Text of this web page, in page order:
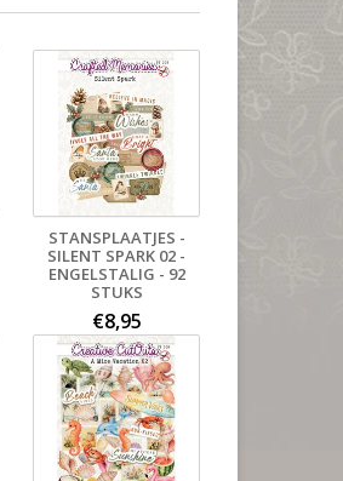
STANSPLAATJES -
SILENT SPARK 02 -
ENGELSTALIG - 92
STUKS
€8,95